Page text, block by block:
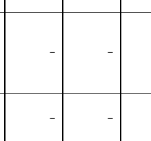
－ －
－ －